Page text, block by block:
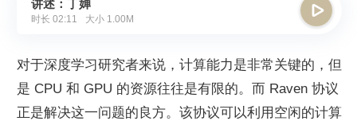
时长 02:11 大小 1.00M

对于深度学习研究者来说，计算能力是非常关键的，但
是 CPU 和 GPU 的资源往往是有限的。而 Raven 协议
正是解决这一问题的良方。该协议可以利用空闲的计算